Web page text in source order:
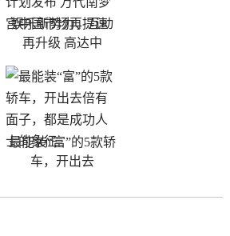
娱乐新势力、互动
再升级 高达中
最能装“富”的5款轿
车，开出去